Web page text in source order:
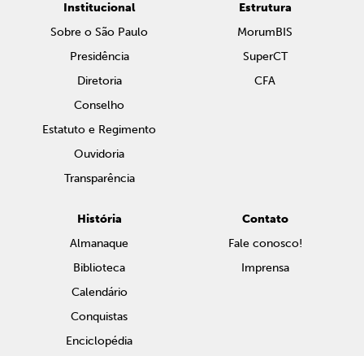
Institucional
Sobre o São Paulo
Presidência
Diretoria
Conselho
Estatuto e Regimento
Ouvidoria
Transparência
Estrutura
MorumBIS
SuperCT
CFA
História
Almanaque
Biblioteca
Calendário
Conquistas
Enciclopédia
Contato
Fale conosco!
Imprensa